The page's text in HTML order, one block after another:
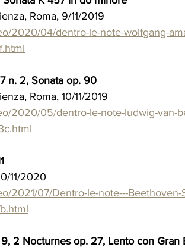
Roma, 9/11/2019
2020/04/dentro-le-note-wolfgang-
n. 2, Sonata op. 90
Roma, 10/11/2019
2020/05/dentro-le-note-ludwig-van-
11/2020
2021/07/Dentro-le-note---Beethoven-
2 Nocturnes op. 27, Lento con Gran